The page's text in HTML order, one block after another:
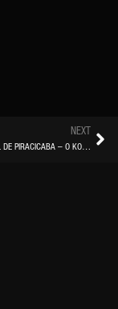
NEXT
FACEBOOK CANAL DE PIRACICABA – O KOFF (KOREAN FILM FESTIVAL) ESTÁ DE VOLTA PARA A SUA SEGUNDA EDIÇÃO